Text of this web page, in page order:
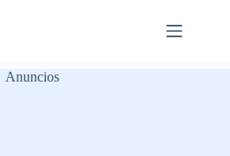
Anuncios